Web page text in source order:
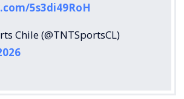
5s3di49RoH
Chile (@TNTSportsCL)